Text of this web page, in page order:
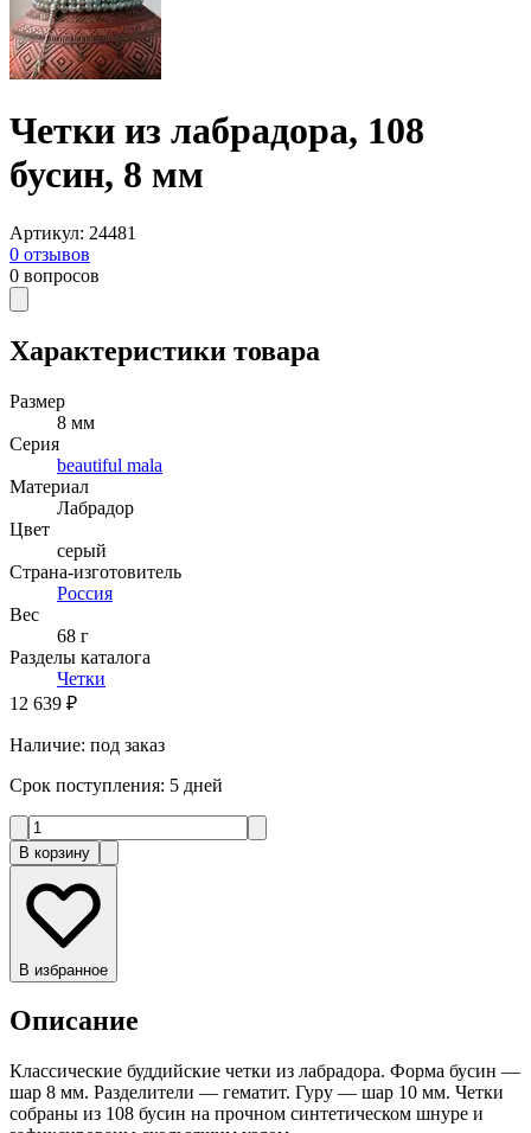
Четки из лабрадора, 108
бусин, 8 мм
Артикул: 24481
0 отзывов
0 вопросов
Характеристики товара
Размер
8 мм
Серия
beautiful mala
Материал
Лабрадор
Цвет
серый
Страна-изготовитель
Россия
Вес
68 г
Разделы каталога
Четки
12 639 ₽
Наличие: под заказ
Срок поступления: 5 дней
В корзину
В избранное
Описание
Классические буддийские четки из лабрадора. Форма бусин —
шар 8 мм. Разделители — гематит. Гуру — шар 10 мм. Четки
собраны из 108 бусин на прочном синтетическом шнуре и